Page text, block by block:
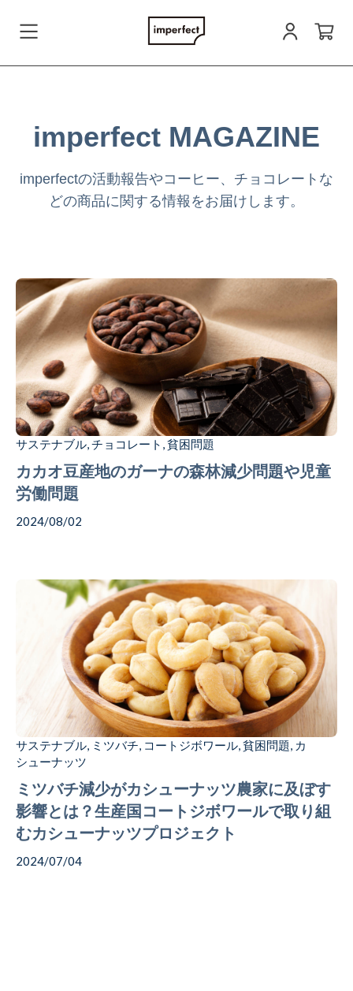
ログイン
お問い合わせ
すべての商品
Coffee
Chocolate
Gift
imperfect MAGAZINE
imperfectの活動報告やコーヒー、チョコレートな
どの商品に関する情報をお届けします。
サステナブル,チョコレート ,貧困問題
カカオ豆産地のガーナの森林減少問題や児童
労働問題
2024/08/02
サステナブル, ミツバチ, コートジボワール,貧困問題, カ
シューナッツ
ミツバチ減少がカシューナッツ農家に及ぼす
影響とは？生産国コートジボワールで取り組
むカシューナッツプロジェクト
2024/07/04